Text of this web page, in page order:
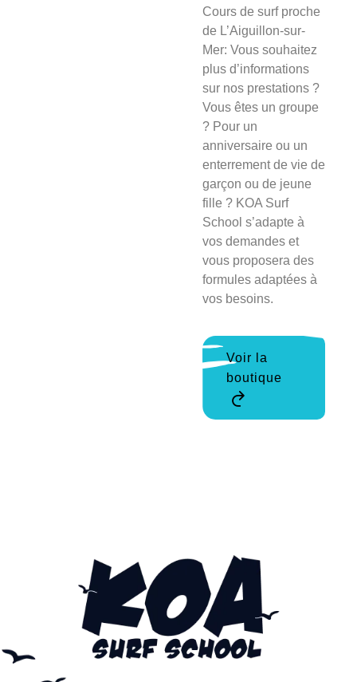
Cours de surf proche
de L’Aiguillon-sur-
Mer: Vous souhaitez
plus d’informations
sur nos prestations ?
Vous êtes un groupe
? Pour un
anniversaire ou un
enterrement de vie de
garçon ou de jeune
fille ? KOA Surf
School s’adapte à
vos demandes et
vous proposera des
formules adaptées à
vos besoins.
Voir la
boutique